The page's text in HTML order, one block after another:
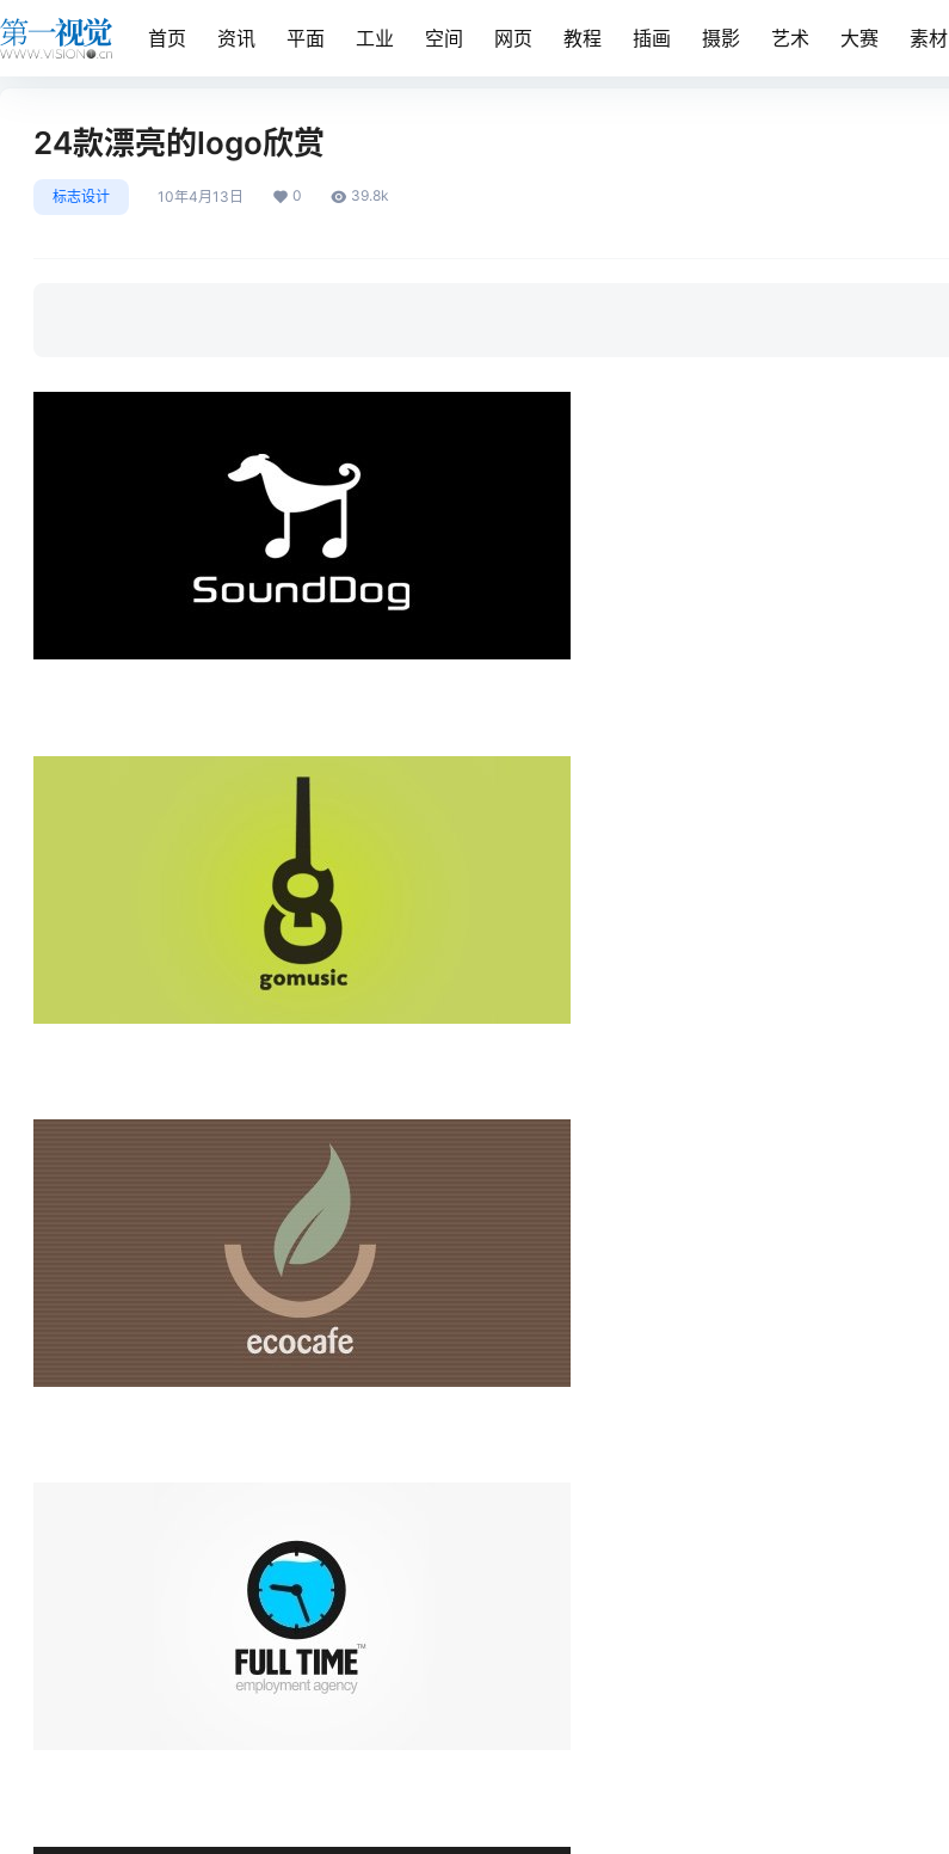
首页 资讯 平面 工业 空间 网页 教程 插画 摄影 艺术 大赛 素材
24款漂亮的logo欣赏
标志设计 10年4月13日 0 39.8k